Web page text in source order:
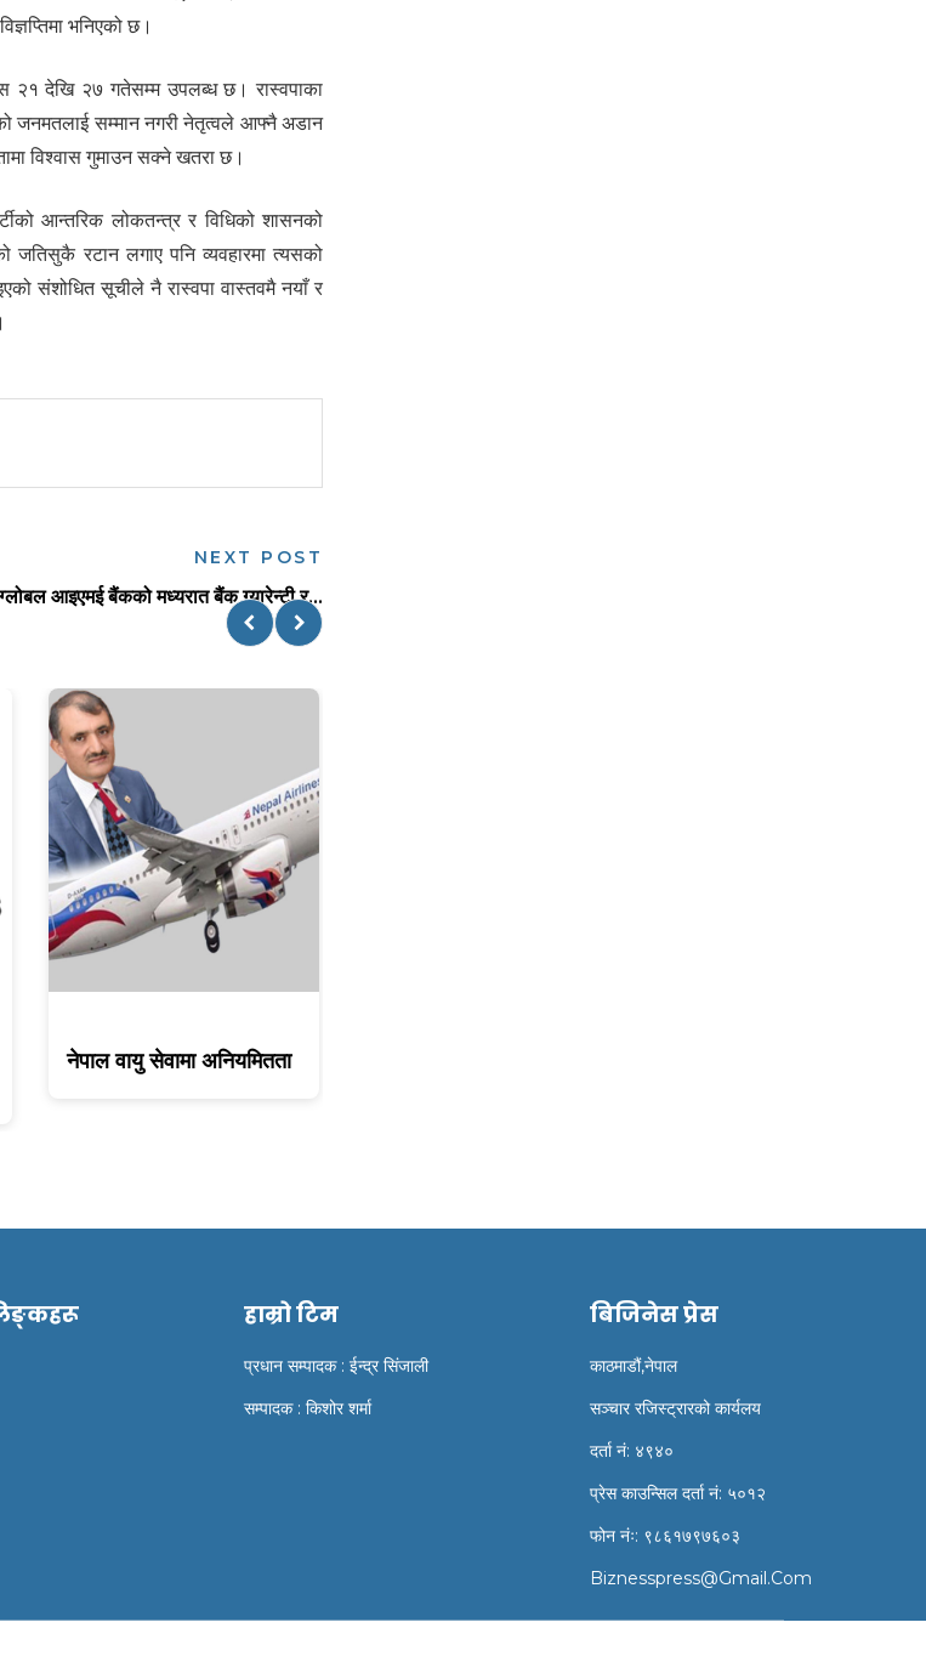
भनिएको छ।
२१ देखि २७ गतेसम्म उपलब्ध छ। रास्वपाका
को जनमतलाई सम्मान नगरी नेतृत्वले आफ्नै अडान
विश्वास गुमाउन सक्ने खतरा छ।
आन्तरिक लोकतन्त्र र विधिको शासनको
जतिसुकै रटान लगाए पनि व्यवहारमा त्यसको
संशोधित सूचीले नै रास्वपा वास्तवमै नयाँ र
NEXT POST
ग्लोबल आइएमई बैंकको मध्यरात बैंक ग्यारेन्टी र...
नेपाल वायु सेवामा अनियमितता
हाम्रो टिम
प्रधान सम्पादक : ईन्द्र सिंजाली
सम्पादक : किशोर शर्मा
बिजिनेस प्रेस
काठमाडौं,नेपाल
सञ्चार रजिस्ट्रारको कार्यलय
दर्ता नं: ४९४०
प्रेस काउन्सिल दर्ता नं: ५०१२
फोन नंः: ९८६१७९७६०३
Biznesspress@gmail.com